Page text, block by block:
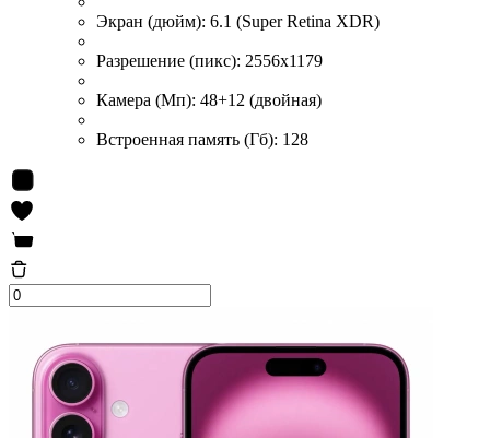
Экран (дюйм): 6.1 (Super Retina XDR)
Разрешение (пикс): 2556x1179
Камера (Мп): 48+12 (двойная)
Встроенная память (Гб): 128